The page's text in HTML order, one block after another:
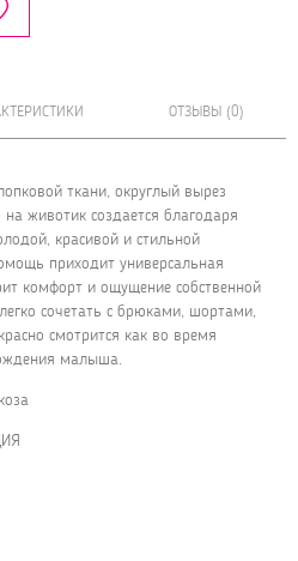
ОТЗЫВЫ (0)
ткани, округлый вырез
животик создается благодаря
красивой и стильной
приходит универсальная
комфорт и ощущение собственной
сочетать с брюками, шортами,
смотрится как во время
малыша.